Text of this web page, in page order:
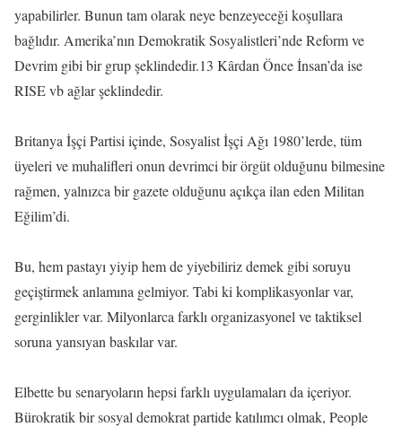
yapabilirler. Bunun tam olarak neye benzeyeceği koşullara
bağlıdır. Amerika’nın Demokratik Sosyalistleri’nde Reform ve
Devrim gibi bir grup şeklindedir.13 Kârdan Önce İnsan’da ise
RISE vb ağlar şeklindedir.
Britanya İşçi Partisi içinde, Sosyalist İşçi Ağı 1980’lerde, tüm
üyeleri ve muhalifleri onun devrimci bir örgüt olduğunu bilmesine
rağmen, yalnızca bir gazete olduğunu açıkça ilan eden Militan
Eğilim’di.
Bu, hem pastayı yiyip hem de yiyebiliriz demek gibi soruyu
geçiştirmek anlamına gelmiyor. Tabi ki komplikasyonlar var,
gerginlikler var. Milyonlarca farklı organizasyonel ve taktiksel
soruna yansıyan baskılar var.
Elbette bu senaryoların hepsi farklı uygulamaları da içeriyor.
Bürokratik bir sosyal demokrat partide katılımcı olmak, People